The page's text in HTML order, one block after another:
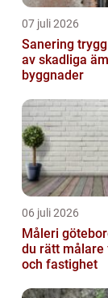
07 juli 2026
Sanering trygg hantering
av skadliga
byggnader
06 juli 2026
Måleri göteborg så
du rätt målare
och fastighet